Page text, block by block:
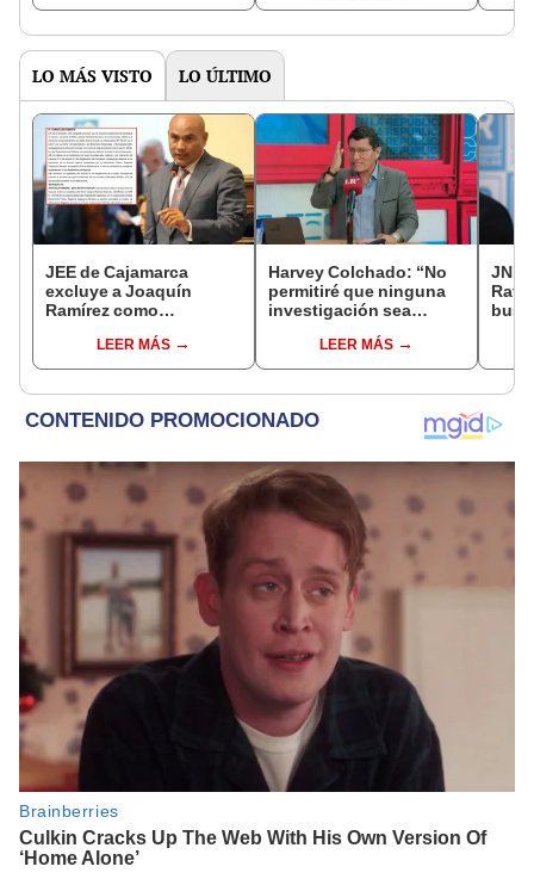
LO MÁS VISTO LO ÚLTIMO
JEE de Cajamarca
excluye a Joaquín
Ramírez como
regional por ocultar
sentencia
LEER MÁS
Harvey Colchado: “No
permitiré que ninguna
investigación sea
política”LEER MÁS
JNE